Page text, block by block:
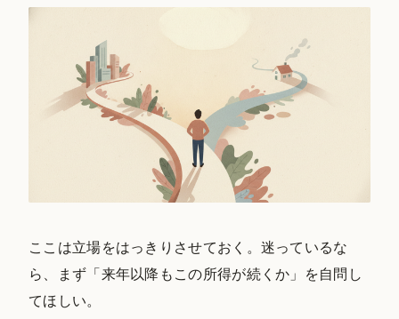
ここは立場をはっきりさせておく。迷っているな
ら、まず「来年以降もこの所得が続くか」を自問し
てほしい。